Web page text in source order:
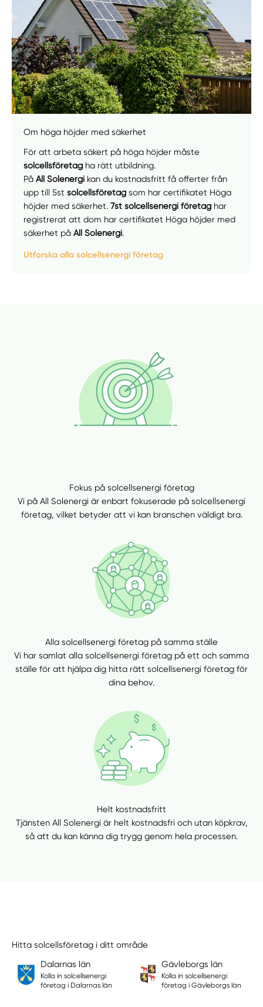
Manuellt Få hjälp
Välj tillvägagångssätt
Om höga höjder med säkerhet
För att arbeta säkert på höga höjder måste
solcellsföretag ha rätt utbildning.
PåAll Solenergi kan du kostnadsfritt få offerter från
upp till 5stsolcellsföretag som har certifikatet Höga
höjder med säkerhet.7st solcellsenergi företag har
registrerat att dom har certifikatet Höga höjder med
säkerhet påAll Solenergi.
Utforska alla solcellsenergi företag
Fokus på solcellsenergi företag
Vi på All Solenergi är enbart fokuserade på solcellsenergi
företag, vilket betyder att vi kan branschen väldigt bra.
Alla solcellsenergi företag på samma ställe
Vi har samlat alla solcellsenergi företag på ett och samma
ställe för att hjälpa dig hitta rätt solcellsenergi företag för
dina behov.
Helt kostnadsfritt
Tjänsten All Solenergi är helt kostnadsfri och utan köpkrav,
så att du kan känna dig trygg genom hela processen.
Hitta solcellsföretag i ditt område
Dalarnas län
Kolla in solcellsenergi
företag i Dalarnas län
Gävleborgs län
Kolla in solcellsenergi
företag i Gävleborgs län